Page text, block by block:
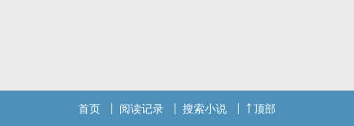
首页 阅读记录 搜索小说 顶部